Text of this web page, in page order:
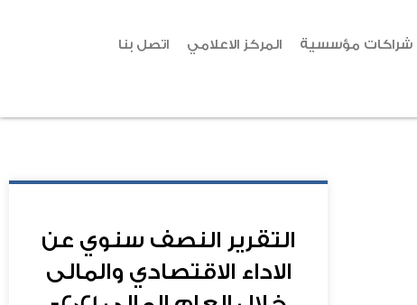
شراكات مؤسسية المركز الاعلامي
اتصل بنا
التقرير النصف سنوي عن
الاداء الاقتصادي والمالى